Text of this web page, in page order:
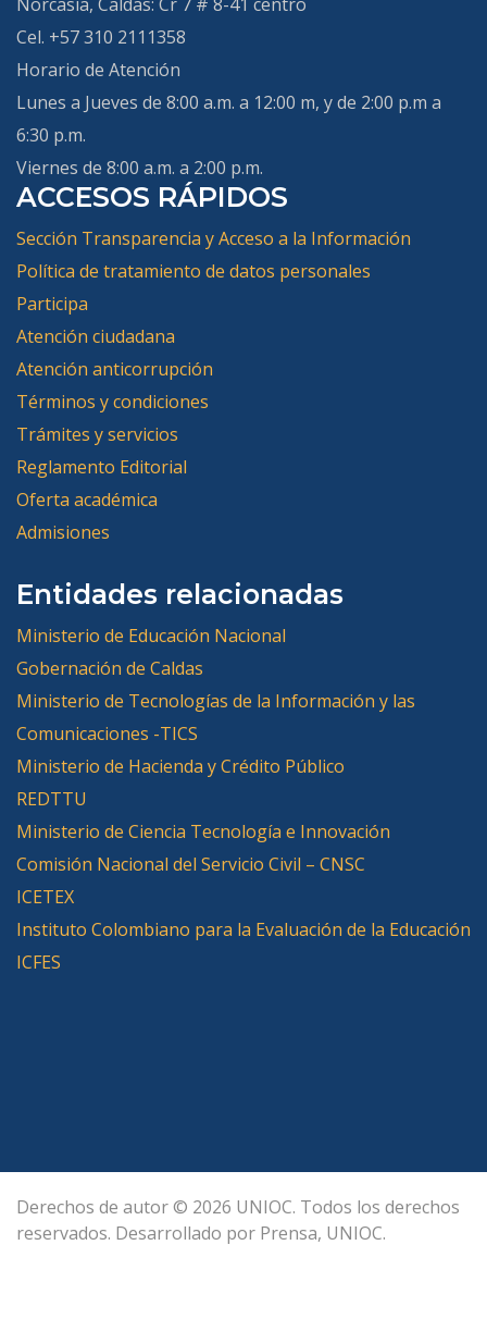
Cel. +57 310 2111358
Horario de Atención
Lunes a Jueves de 8:00 a.m. a 12:00 m, y de 2:00 p.m a
6:30 p.m.
Viernes de 8:00 a.m. a 2:00 p.m.
ACCESOS RÁPIDOS
Sección Transparencia y Acceso a la Información
Política de tratamiento de datos personales
Participa
Atención ciudadana
Atención anticorrupción
Términos y condiciones
Trámites y servicios
Reglamento Editorial
Oferta académica
Admisiones
Entidades relacionadas
Ministerio de Educación Nacional
Gobernación de Caldas
Ministerio de Tecnologías de la Información y las
Comunicaciones -TICS
Ministerio de Hacienda y Crédito Público
REDTTU
Ministerio de Ciencia Tecnología e Innovación
Comisión Nacional del Servicio Civil – CNSC
ICETEX
Instituto Colombiano para la Evaluación de la Educación
ICFES
Derechos de autor © 2026 UNIOC. Todos los derechos
reservados. Desarrollado por Prensa, UNIOC.